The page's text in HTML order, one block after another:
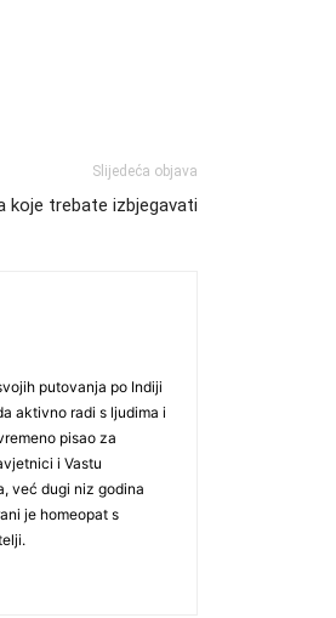
Slijedeća objava
koje trebate izbjegavati
putovanja po Indiji
aktivno radi s ljudima i
pisao za
i Vastu
već dugi niz godina
je homeopat s